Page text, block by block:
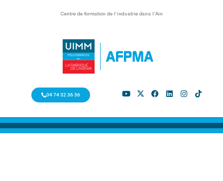
Centre de formation de l’industrie dans l’Ain
04 74 32 36 36